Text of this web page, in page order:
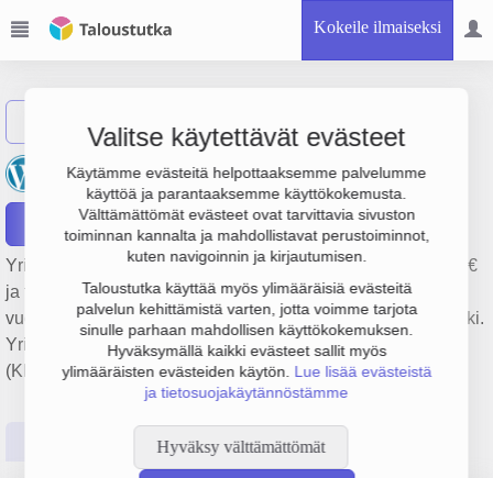
Kokeile ilmaiseksi
Valitse käytettävät evästeet
Käytämme evästeitä helpottaaksemme palvelumme
käyttöä ja parantaaksemme käyttökokemusta.
Välttämättömät evästeet ovat tarvittavia sivuston
toiminnan kannalta ja mahdollistavat perustoiminnot,
kuten navigoinnin ja kirjautumisen.
Taloustutka käyttää myös ylimääräisiä evästeitä
palvelun kehittämistä varten, jotta voimme tarjota
sinulle parhaan mahdollisen käyttökokemuksen.
Hyväksymällä kaikki evästeet sallit myös
ylimääräisten evästeiden käytön. Lue lisää evästeistä
ja tietosuojakäytännöstämme
Hyväksy välttämättömät
Raittius- ja Valistustalo Oy
Raportit
Yrityksen Raittius- ja Valistustalo Oy liikevaihto on 454 000 €
ja tulos 52 000 €. Sen päätoimiala on Muu kiinteistöjen
vuokraus ja hallinta, perustamisvuosi 1978 ja sijainti Helsinki.
Yrityksen yhtiömuoto Keskinäinen kiinteistöosakeyhtiö
(KKOY).
Tilinpäätösluvut Päättäjätiedot